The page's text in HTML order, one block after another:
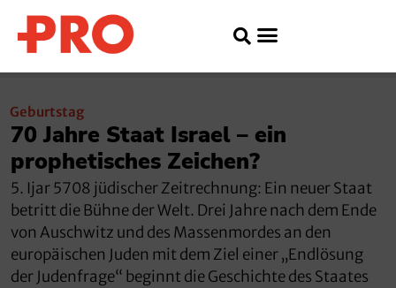
Geburtstag
70 Jahre Staat Israel – ein
prophetisches Zeichen?
5. Ijar 5708 jüdischer Zeitrechnung: Ein neuer Staat
betritt die Bühne der Welt. Drei Jahre nach dem Ende
von Auschwitz und des Massenmordes an den
europäischen Juden mit dem Ziel einer „Endlösung
der Judenfrage“ beginnt die Geschichte des Staates